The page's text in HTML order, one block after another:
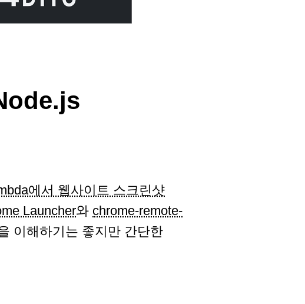
에서 웹사이트 스크린샷
Launcher와 chrome-remote-
이해하기는 좋지만 간단한